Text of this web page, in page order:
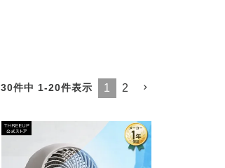
30件中 1-20件表示 1 2